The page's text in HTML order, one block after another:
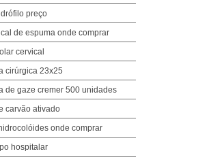
preço
de espuma onde comprar
cervical
cirúrgica 23x25
de gaze cremer 500 unidades
carvão ativado
onde comprar
hospitalar